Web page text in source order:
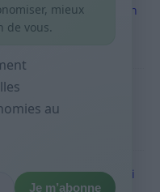
économiser en
sprays
rapide pour
le jour de paie
jour est-ce utile et quoi
mieux
de vous.
au
Je m’abonne